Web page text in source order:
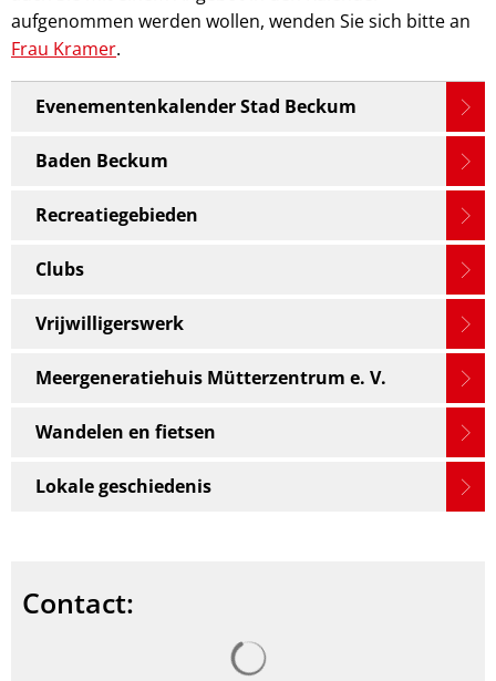
aufgenommen werden wollen, wenden Sie sich bitte an
Frau Kramer.
Evenementenkalender Stad Beckum
Baden Beckum
Recreatiegebieden
Clubs
Vrijwilligerswerk
Meergeneratiehuis Mütterzentrum e. V.
Wandelen en fietsen
Lokale geschiedenis
Contact: